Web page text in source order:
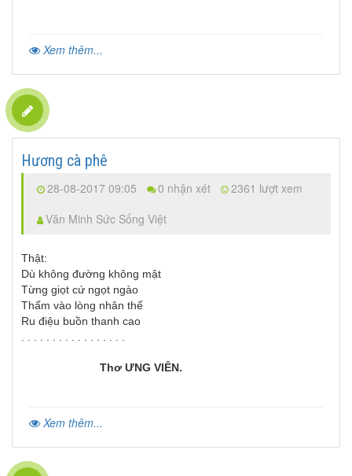
Xem thêm...
Hương cà phê
28-08-2017 09:05 0 nhận xét
2361 lượt xem
Văn Minh Sức Sống Việt
Thật:
Dù không đường không mật
Từng giọt cứ ngọt ngào
Thấm vào lòng nhân thế
Ru điệu buồn thanh cao
Thơ ƯNG VIÊN.
Xem thêm...